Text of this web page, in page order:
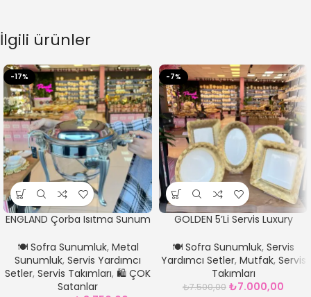
İlgili ürünler
-17%
ENGLAND Çorba Isıtma Sunum
🍽️ Sofra Sunumluk, Metal
Sunumluk, Servis Yardımcı
Setler, Servis Takımları, 🛍️ ÇOK
Satanlar
-7%
GOLDEN 5’Li Servis Luxury
🍽️ Sofra Sunumluk, Servis
Yardımcı Setler, Mutfak, Servis
Takımları
₺7.500,00 ₺7.000,00